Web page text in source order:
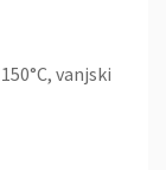
vanjski